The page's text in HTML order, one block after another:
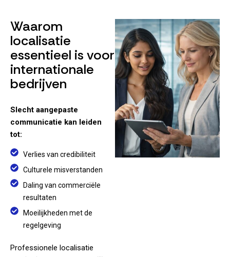
Waarom
localisatie
essentieel is voor
internationale
bedrijven
Slecht aangepaste
communicatie kan leiden
tot:
Verlies van credibiliteit
Culturele misverstanden
Daling van commerciële
resultaten
Moeilijkheden met de
regelgeving
Professionele localisatie